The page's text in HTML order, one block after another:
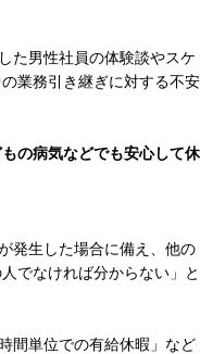
た男性社員の体験談やスケ
業務引き継ぎに対する不安
の病気などでも安心して休
発生した場合に備え、他の
でなければ分からない」と
間単位での有給休暇」など